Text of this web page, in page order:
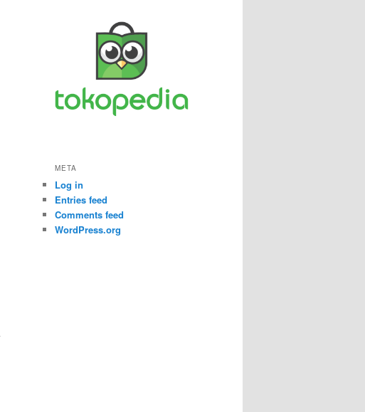
META
Log in
Entries feed
Comments feed
WordPress.org